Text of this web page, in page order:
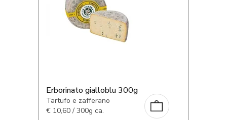
Erborinato gialloblu 300g
Tartufo e zafferano
€ 10,60 / 300g ca.